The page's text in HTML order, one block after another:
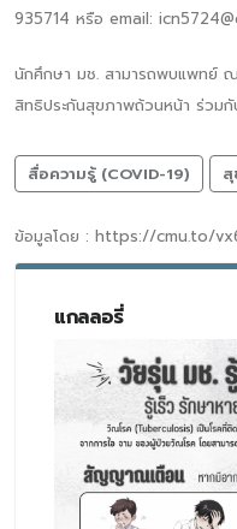
935714 หรือ email:
นักศึกษา มช. สามารถพบแพทย์ ณ
สิทธิประกันสุขภาพถ้วนหน้า ร่วมกั
สื่อความรู้ (COVID-19)
ข้อมูลโดย : https://cmu.to/
แกลลอรี่